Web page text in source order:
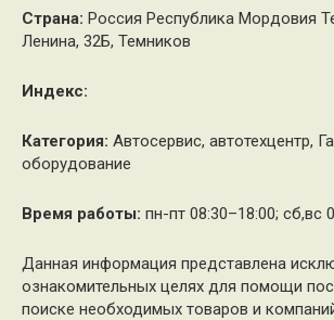
Страна: Россия Республика Мордовия
Ленина, 32Б, Темников
Индекс:
Категория: Автосервис, автотехцентр,
оборудование
Время работы: пн-пт 08:30–18:00; сб,вс
Данная информация представлена
ознакомительных целях для помощи
поиске необходимых товаров и